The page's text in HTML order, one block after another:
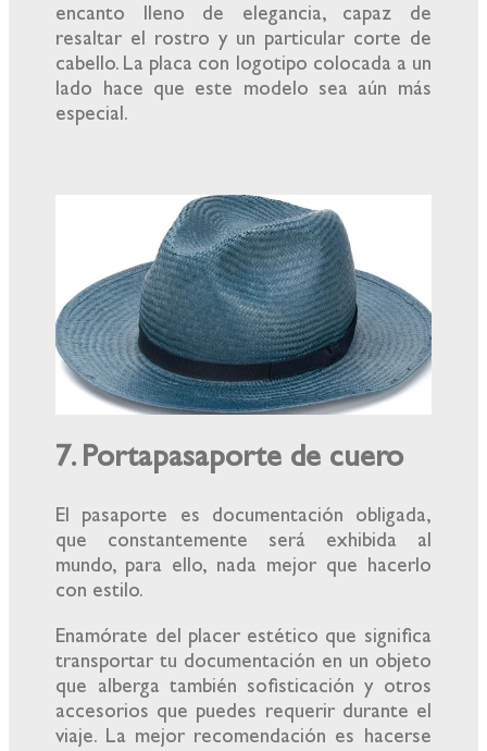
encanto lleno de elegancia, capaz de
resaltar el rostro y un particular corte de
cabello. La placa con logotipo colocada a un
lado hace que este modelo sea aún más
especial.
7. Portapasaporte de cuero
El pasaporte es documentación obligada,
que constantemente será exhibida al
mundo, para ello, nada mejor que hacerlo
con estilo.
Enamórate del placer estético que significa
transportar tu documentación en un objeto
que alberga también sofisticación y otros
accesorios que puedes requerir durante el
viaje. La mejor recomendación es hacerse